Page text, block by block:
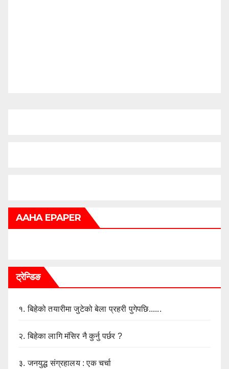
AAHA EPAPER
ट्रेन्डिङ
१.बिहेको तयारीमा जुटेको बेला प्रहरी पुगेपछि......
२.बिहेका लागि मंसिर नै कुर्नु पर्छर ?
३.जनयुद्ध संग्रहालय : एक चर्चा